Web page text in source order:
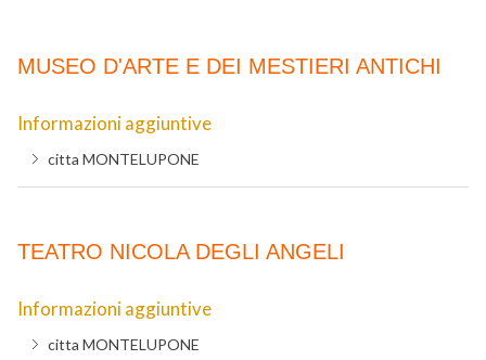
MUSEO D'ARTE E DEI MESTIERI ANTICHI
Informazioni aggiuntive
citta MONTELUPONE
TEATRO NICOLA DEGLI ANGELI
Informazioni aggiuntive
citta MONTELUPONE